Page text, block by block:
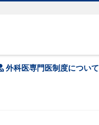
外科医専門医制度について